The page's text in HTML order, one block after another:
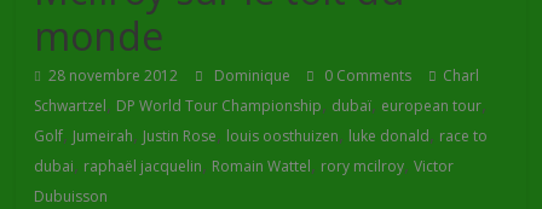
monde
28 novembre 2012 Dominique 0 Comments
Charl
Schwartzel, DP World Tour Championship, dubaï, european tour,
Golf, Jumeirah, Justin Rose, louis oosthuizen, luke donald, race to
dubai, raphaël jacquelin, Romain Wattel, rory mcilroy,Victor
Dubuisson